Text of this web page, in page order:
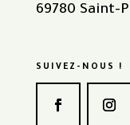
69780 Saint-
SUIVEZ-NOUS !